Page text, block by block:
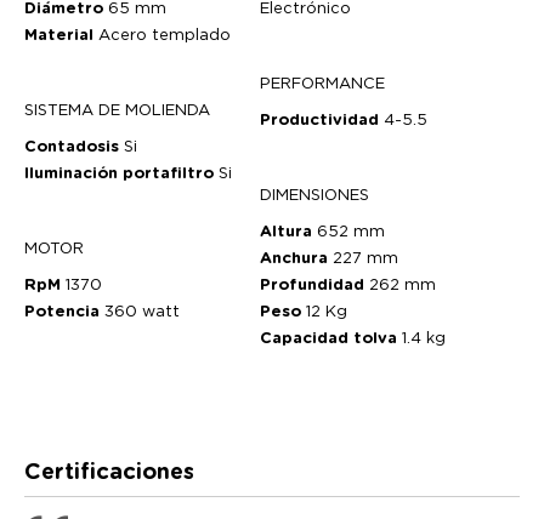
Diámetro 65 mm
Material Acero templado
SISTEMA DE MOLIENDA
Contadosis Si
Iluminación portafiltro Si
MOTOR
RpM 1370
Potencia 360 watt
Electrónico
PERFORMANCE
Productividad 4-5.5
DIMENSIONES
Altura 652 mm
Anchura 227 mm
Profundidad 262 mm
Peso 12 Kg
Capacidad tolva 1.4 kg
Certificaciones